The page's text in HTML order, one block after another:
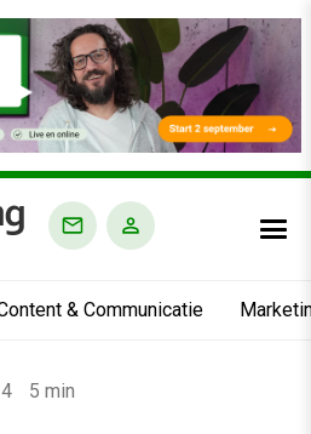
& Communicatie
5 min